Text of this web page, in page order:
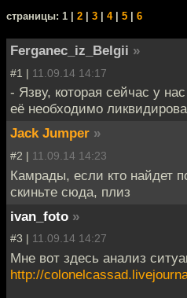
cтраницы: 1 | 2 3 4| 5 6
Ferganec_iz_Belgii »
#1 | 11.09.14 14:17
- Язву, которая сейчас у
её необходимо
Jack Jumper »
#2 | 11.09.14 14:23
Камрады, если кто найдет
скиньте сюда, плиз
ivan_foto »
#3 | 11.09.14 14:27
Мне вот здесь анализ
http://